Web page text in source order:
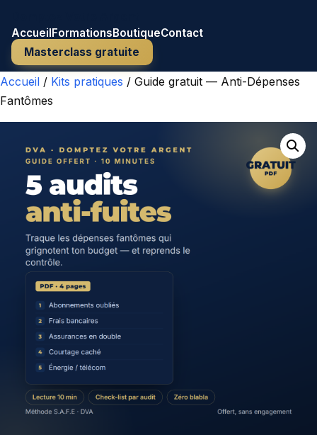
AccueilFormationsBoutiqueContact
Masterclass gratuite
Accueil / Kits pratiques / Guide gratuit — Anti-Dépenses
Fantômes